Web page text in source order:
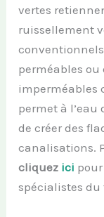
vertes
ruissellement
perméables ou
imperméables
permet à l’eau
de créer des
canalisations.
cliquez ici
spécialistes du